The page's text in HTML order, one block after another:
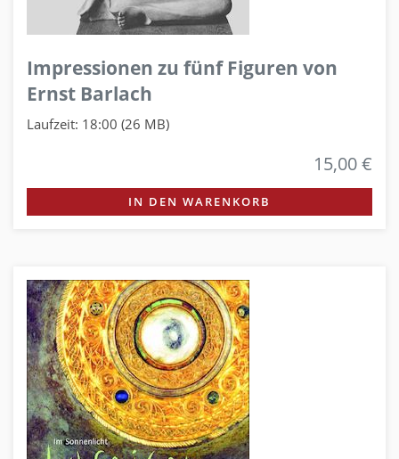
Impressionen zu fünf Figuren von
Ernst Barlach
Laufzeit: 18:00 (26 MB)
15,00 €
IN DEN WARENKORB